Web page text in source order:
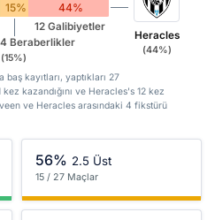
15% 44%
4 Beraberlikler
(15%)
12 Galibiyetler
Heracles
(44%)
kayıtları, yaptıkları 27
kazandığını ve Heracles's 12 kez
ve Heracles arasındaki 4 fikstürü
56% 2.5 Üst
15 / 27 Maçlar